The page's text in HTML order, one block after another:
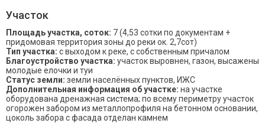
Участок
Площадь участка, соток: 7 (4,53 сотки по документам +
придомовая территория зоны до реки ок. 2,7сот)
Тип участка: с выходом к реке, с собственным причалом
Благоустройство участка: участок выровнен, газон, высажены
молодые елочки и туи
Статус земли: земли населённых пунктов, ИЖС
Дополнительная информация об участке: на участке
оборудована дренажная система; по всему периметру участок
огорожен забором из металлопрофиля на бетонном основании,
цоколь забора с фасада отделан камнем